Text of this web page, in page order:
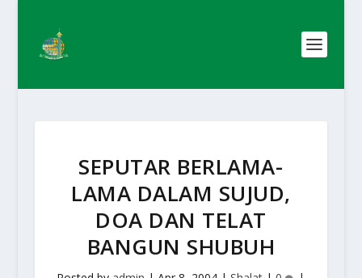
SEPUTAR BERLAMA-
LAMA DALAM SUJUD,
DOA DAN TELAT
BANGUN SHUBUH